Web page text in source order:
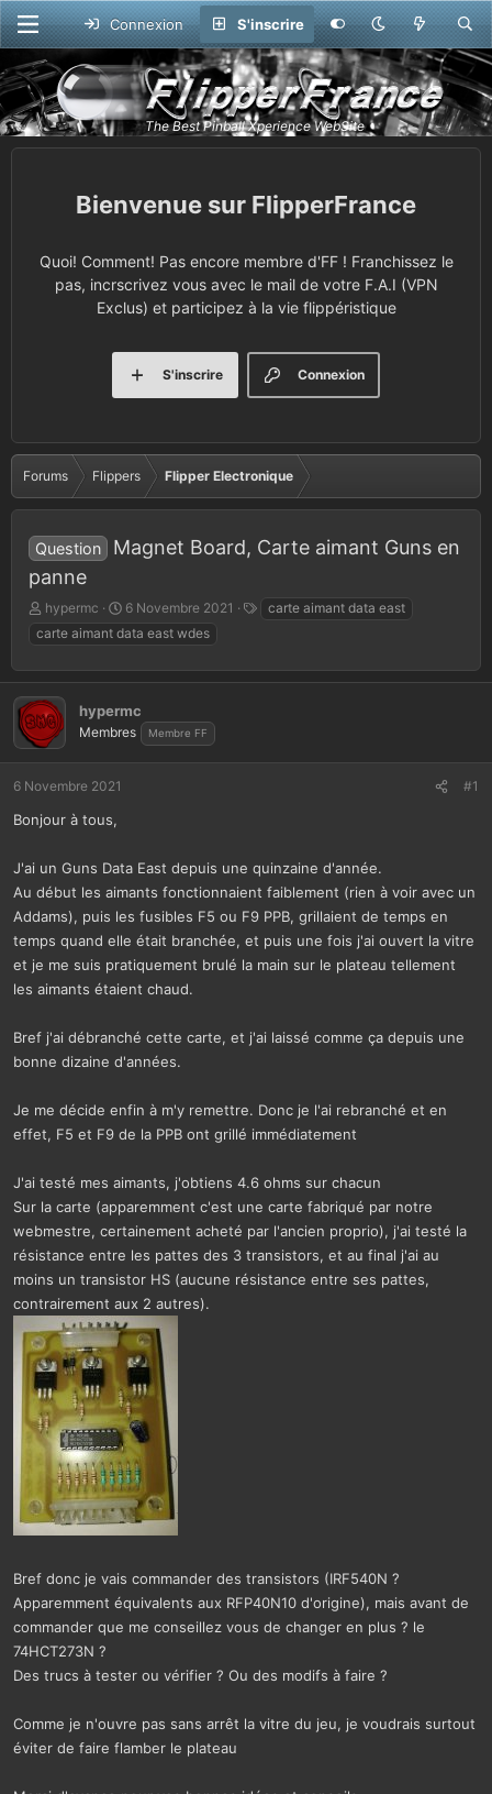
Connexion S'inscrire
FlipperFrance
Quoi! Comment! Pas encore membre d'FF ! Franchissez le
pas, incrscrivez vous avec le mail de votre F.A.I (VPN
Exclus) et participez à la vie flippéristique
Connexion
S'inscrire
Forums Flippers Flipper Electronique
Question
Magnet Board, Carte aimant Guns en
panne
A
u
t
u
r
d
e
l
a
i
c
u
s
s
i
o
n
hypermc
D
a
t
d
e
b
6 Novembre 2021
carte aimant data east
carte aimant data east wdes
hypermc
Membres Membre FF
6 Novembre 2021 #1
Bonjour à tous,
J'ai un Guns Data East depuis une quinzaine d'année.
Au début les aimants fonctionnaient faiblement (rien à voir avec un
Addams), puis les fusibles F5 ou F9 PPB, grillaient de temps en
temps quand elle était branchée, et puis une fois j'ai ouvert la vitre
et je me suis pratiquement brulé la main sur le plateau tellement
les aimants étaient chaud.
Bref j'ai débranché cette carte, et j'ai laissé comme ça depuis une
bonne dizaine d'années.
Je me décide enfin à m'y remettre. Donc je l'ai rebranché et en
effet, F5 et F9 de la PPB ont grillé immédiatement
J'ai testé mes aimants, j'obtiens 4.6 ohms sur chacun
Sur la carte (apparemment c'est une carte fabriqué par notre
webmestre, certainement acheté par l'ancien proprio), j'ai testé la
résistance entre les pattes des 3 transistors, et au final j'ai au
moins un transistor HS (aucune résistance entre ses pattes,
contrairement aux 2 autres).
Bref donc je vais commander des transistors (IRF540N ?
Apparemment équivalents aux RFP40N10 d'origine), mais avant de
commander que me conseillez vous de changer en plus ? le
74HCT273N ?
Des trucs à tester ou vérifier ? Ou des modifs à faire ?
Comme je n'ouvre pas sans arrêt la vitre du jeu, je voudrais surtout
éviter de faire flamber le plateau